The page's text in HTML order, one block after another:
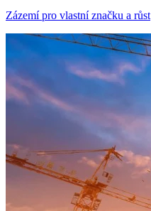
Zázemí pro vlastní značku a růst